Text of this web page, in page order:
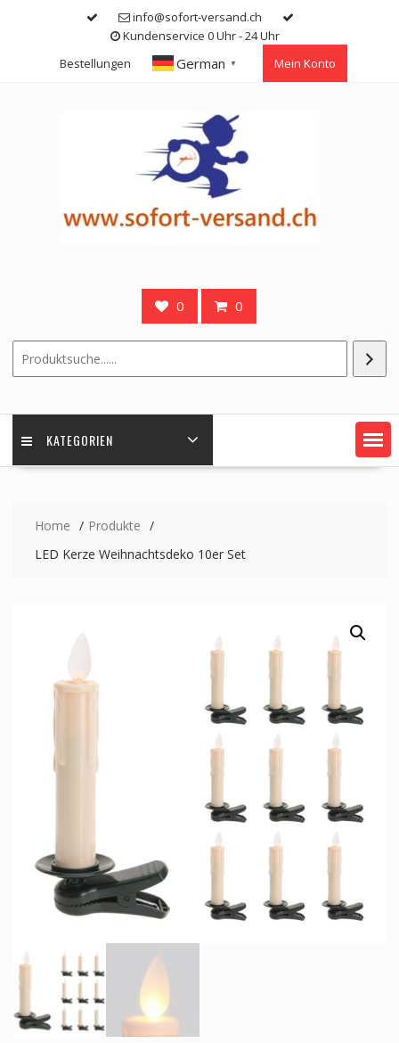
info@sofort-versand.ch
Kundenservice 0 Uhr - 24 Uhr
Bestellungen
German ▼ Mein Konto
0 0
KATEGORIEN
Home
Produkte
LED Kerze Weihnachtsdeko 10er Set